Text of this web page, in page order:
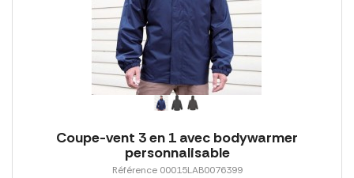
Coupe-vent 3 en 1 avec bodywarmer
personnalisable
Référence 00015LAB0076399